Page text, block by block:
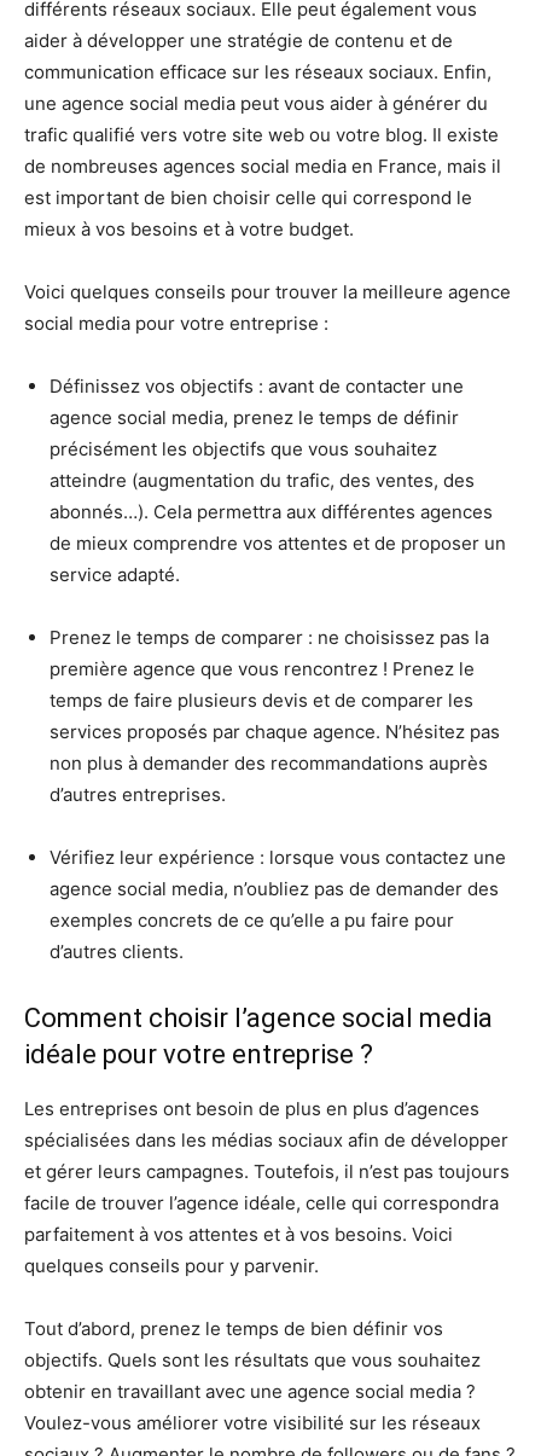
différents réseaux sociaux. Elle peut également vous
aider à développer une stratégie de contenu et de
communication efficace sur les réseaux sociaux. Enfin,
une agence social media peut vous aider à générer du
trafic qualifié vers votre site web ou votre blog. Il existe
de nombreuses agences social media en France, mais il
est important de bien choisir celle qui correspond le
mieux à vos besoins et à votre budget.
Voici quelques conseils pour trouver la meilleure agence
social media pour votre entreprise :
Définissez vos objectifs : avant de contacter une
agence social media, prenez le temps de définir
précisément les objectifs que vous souhaitez
atteindre (augmentation du trafic, des ventes, des
abonnés…). Cela permettra aux différentes agences
de mieux comprendre vos attentes et de proposer un
service adapté.
Prenez le temps de comparer : ne choisissez pas la
première agence que vous rencontrez ! Prenez le
temps de faire plusieurs devis et de comparer les
services proposés par chaque agence. N’hésitez pas
non plus à demander des recommandations auprès
d’autres entreprises.
Vérifiez leur expérience : lorsque vous contactez une
agence social media, n’oubliez pas de demander des
exemples concrets de ce qu’elle a pu faire pour
d’autres clients.
Comment choisir l’agence social media
idéale pour votre entreprise ?
Les entreprises ont besoin de plus en plus d’agences
spécialisées dans les médias sociaux afin de développer
et gérer leurs campagnes. Toutefois, il n’est pas toujours
facile de trouver l’agence idéale, celle qui correspondra
parfaitement à vos attentes et à vos besoins. Voici
quelques conseils pour y parvenir.
Tout d’abord, prenez le temps de bien définir vos
objectifs. Quels sont les résultats que vous souhaitez
obtenir en travaillant avec une agence social media ?
Voulez-vous améliorer votre visibilité sur les réseaux